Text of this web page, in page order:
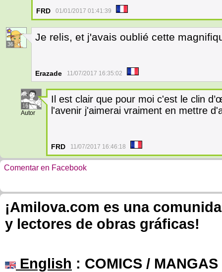
FRD 01/01/2017 01:41:39
36
Je relis, et j'avais oublié cette
Erazade 11/07/2017 16:35:02
16
Autor
Il est clair que pour moi c'est le clin
l'avenir j'aimerai vraiment en mettre
FRD 11/07/2017 16:46:18
Comentar en Facebook
¡Amilova.com es una
y lectores de obras gráficas!
English : COMICS /